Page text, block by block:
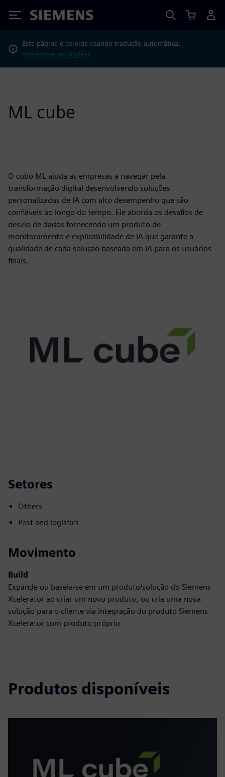
Siemens
Esta página é exibida usando tradução automática.
Prefere ver em inglês?
ML cube
O cubo ML ajuda as empresas a navegar pela
transformação digital desenvolvendo soluções
personalizadas de IA com alto desempenho que são
confiáveis ao longo do tempo. Ele aborda os desafios de
desvio de dados fornecendo um produto de
monitoramento e explicabilidade de IA que garante a
qualidade de cada solução baseada em IA para os usuários
finais.
Setores
Others
Post and logistics
Movimento
Build
Expande ou baseia-se em um produto/solução do Siemens
Xcelerator ao criar um novo produto, ou cria uma nova
solução para o cliente via integração do produto Siemens
Xcelerator com produto próprio
Produtos disponíveis